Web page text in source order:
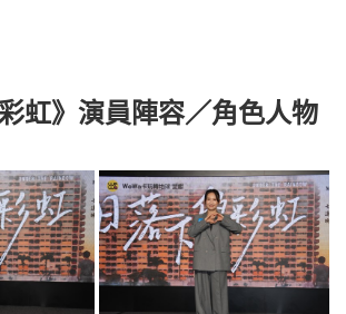
虹》演員陣容／角色人物